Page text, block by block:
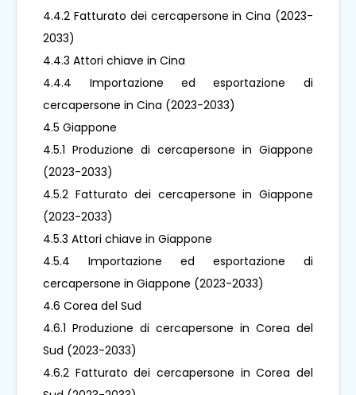
4.4.2 Fatturato dei cercapersone in Cina (2023-
2033)
4.4.3 Attori chiave in Cina
4.4.4 Importazione ed esportazione di
cercapersone in Cina (2023-2033)
4.5 Giappone
4.5.1 Produzione di cercapersone in Giappone
(2023-2033)
4.5.2 Fatturato dei cercapersone in Giappone
(2023-2033)
4.5.3 Attori chiave in Giappone
4.5.4 Importazione ed esportazione di
cercapersone in Giappone (2023-2033)
4.6 Corea del Sud
4.6.1 Produzione di cercapersone in Corea del
Sud (2023-2033)
4.6.2 Fatturato dei cercapersone in Corea del